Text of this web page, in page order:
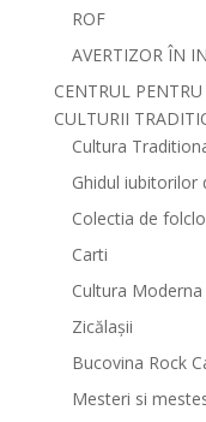
ROF
AVERTIZOR ÎN
CENTRUL
CULTURII
Cultura
Ghidul iubitorilor
Colectia de
Carti
Cultura Moderna
Zicălașii
Bucovina Rock
Mesteri si